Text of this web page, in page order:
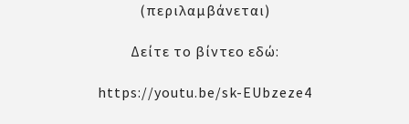
(περιλαμβάνεται)
Δείτε το βίντεο εδώ:
https://youtu.be/sk-EUbzeze4